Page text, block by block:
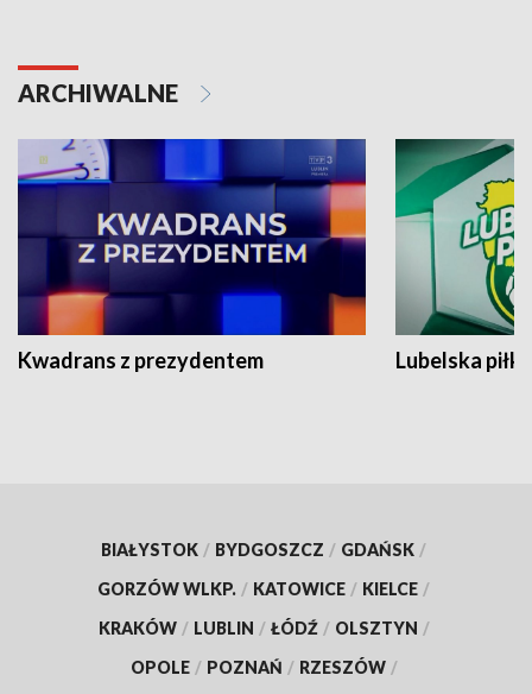
ARCHIWALNE
Kwadrans z prezydentem Lubelska piłka
BIAŁYSTOK / BYDGOSZCZ / GDAŃSK /
GORZÓW WLKP. / KATOWICE / KIELCE /
KRAKÓW / LUBLIN / ŁÓDŹ / OLSZTYN /
OPOLE / POZNAŃ / RZESZÓW /